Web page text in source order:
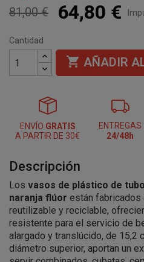
81,00 € 64,80 €
Cantidad
 AÑADIR
ENVÍO GRATIS
A PARTIR DE 30€
ENTREGAS
24/48h
Descripción
Los vasos de plástico de
naranja flúor están fabricados
reutilizable y reciclable,
resistente para el servicio de
alargado y translúcido, de 15,2
diámetro superior, aportan un